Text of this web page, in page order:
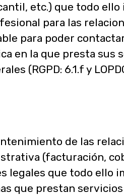
etc.) que todo ello
para las
para poder
en la que presta sus
(RGPD: 6.1.f y
de las
(facturación,
legales que todo ello
que prestan